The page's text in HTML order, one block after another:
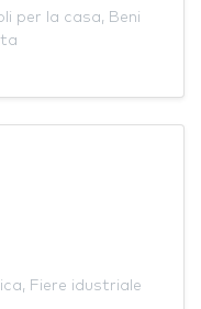
per la casa, Beni
, Fiere idustriale